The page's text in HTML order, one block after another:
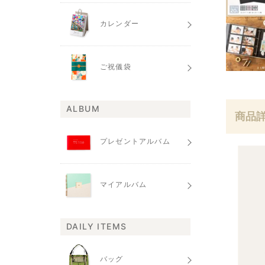
商品
カレンダー
ご祝儀袋
ALBUM
プレゼントアルバム
マイアルバム
DAILY ITEMS
バッグ